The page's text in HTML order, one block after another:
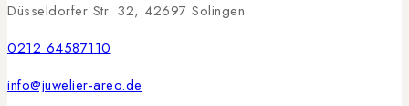
Düsseldorfer Str. 32, 42697 Solingen
0212 64587110
info@juwelier-areo.de